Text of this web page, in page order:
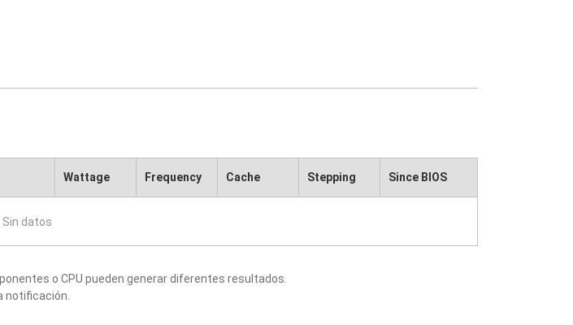
Wattage Frequency Cache Stepping Since BIOS
Sin datos
o CPU pueden generar diferentes resultados.
notificación.